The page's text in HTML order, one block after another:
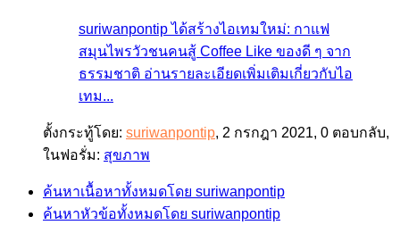
suriwanpontip ได้สร้างไอเทมใหม่: กาแฟ
สมุนไพรวัวชนคนสู้ Coffee Like ของดี ๆ จาก
ธรรมชาติ อ่านรายละเอียดเพิ่มเติมเกี่ยวกับไอ
เทม...
ตั้งกระทู้โดย: suriwanpontip, 2 กรกฎา 2021, 0 ตอบกลับ,
ในฟอรั่ม: สุขภาพ
ค้นหาเนื้อหาทั้งหมดโดย suriwanpontip
ค้นหาหัวข้อทั้งหมดโดย suriwanpontip